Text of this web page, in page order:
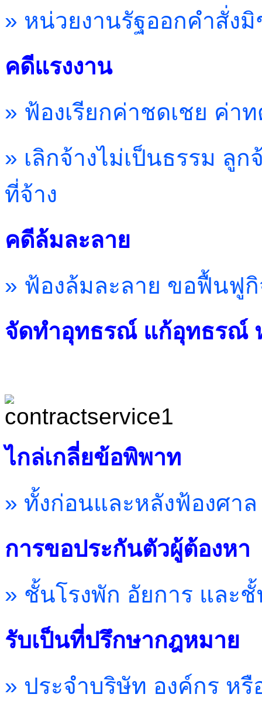
» หน่วยงานรัฐออกคำสั่ง
คดีแรงงาน
» ฟ้องเรียกค่าชดเชย ค่า
» เลิกจ้างไม่เป็นธรรม ลู
ที่จ้าง
คดีล้มละลาย
» ฟ้องล้มละลาย ขอฟื้นฟู
จัดทำอุทธรณ์ แก้อุทธรณ์
ไกล่เกลี่ยข้อพิพาท
» ทั้งก่อนและหลังฟ้องศาล
การขอประกันตัวผู้ต้องหา
» ชั้นโรงพัก อัยการ และ
รับเป็นที่ปรึกษากฎหมาย
» ประจำบริษัท องค์กร ห